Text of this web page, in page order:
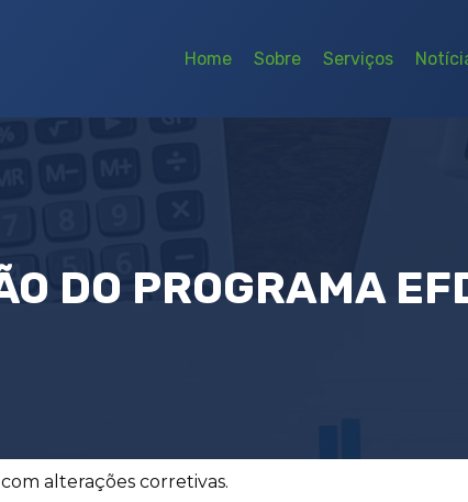
Home Sobre Serviços
DO PROGRAMA
alterações corretivas.